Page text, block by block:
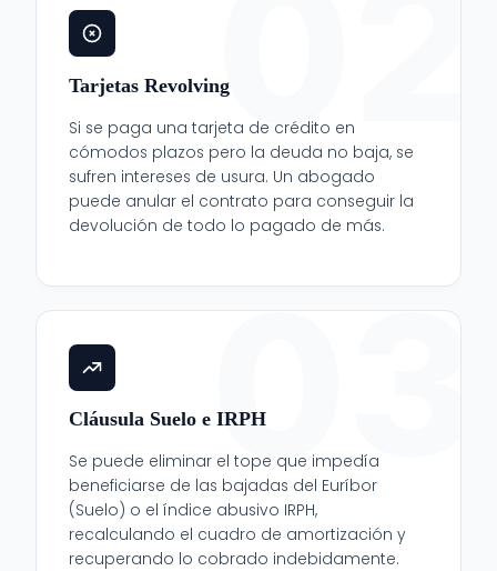
02
Tarjetas Revolving
Si se paga una tarjeta de crédito en
cómodos plazos pero la deuda no baja, se
sufren intereses de usura. Un abogado
puede anular el contrato para conseguir la
devolución de todo lo pagado de más.
03
Cláusula Suelo e IRPH
Se puede eliminar el tope que impedía
beneficiarse de las bajadas del Euríbor
(Suelo) o el índice abusivo IRPH,
recalculando el cuadro de amortización y
recuperando lo cobrado indebidamente.